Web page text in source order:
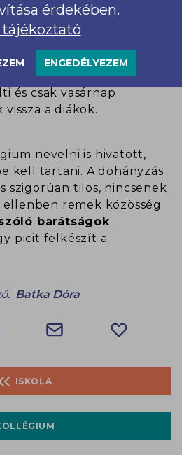
zárni az
kizárólag
mindenkinek el kell
hogy a hétvégéket
és csak vasárnap
a diákok.
nevelni is hivatott,
kell tartani. A dohányzás
szigorúan tilos, nincsenek
remek közösség
barátságok
picit felkészít a
Batka Dóra
ISKOLA
érdekében.
ENGEDÉLYEZEM